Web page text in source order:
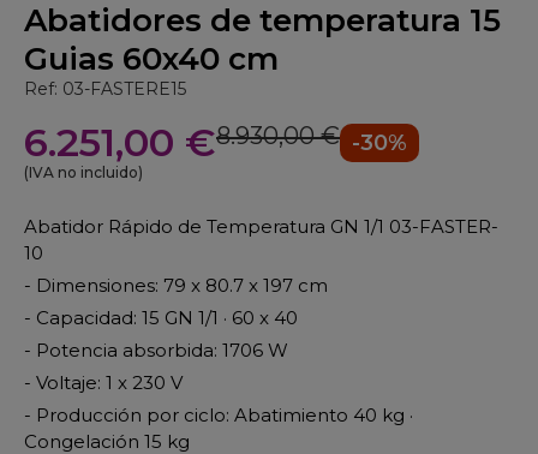
Abatidores de temperatura 15
Guias 60x40 cm
Ref: 03-FASTERE15
6.251,00 €8.930,00 € -30%
(IVA no incluido)
Abatidor Rápido de Temperatura GN 1/1 03-FASTER-
10
- Dimensiones: 79 x 80.7 x 197 cm
- Capacidad: 15 GN 1/1 · 60 x 40
- Potencia absorbida: 1706 W
- Voltaje: 1 x 230 V
- Producción por ciclo: Abatimiento 40 kg ·
Congelación 15 kg